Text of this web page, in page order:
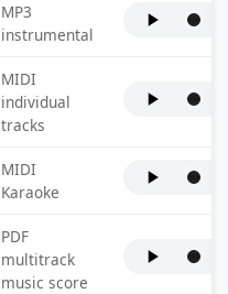
MP3
instrumental
MIDI
individual
tracks
MIDI
Karaoke
PDF
multitrack
music score